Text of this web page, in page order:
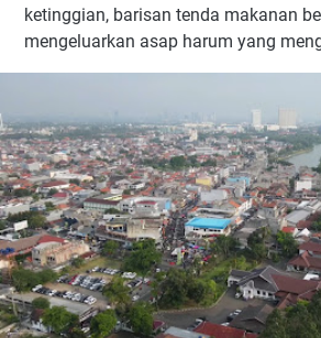
ketinggian, barisan tenda makanan
mengeluarkan asap harum yang